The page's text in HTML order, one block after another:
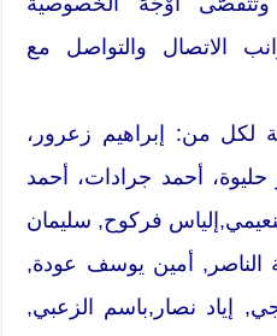
الاتصال والتواصل مع
لكل من: إبراهيم زعرور،
حليوة، أحمد جرادات، أحمد
فركوح, سليمان
الناصر, أمين يوسف عودة,
إياد نصار,باسم الزعبي,